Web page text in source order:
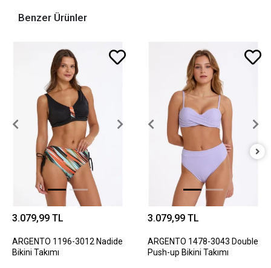
Benzer Ürünler
3.079,99 TL
ARGENTO 1196-3012 Nadide
Bikini Takımı
3.079,99 TL
ARGENTO 1478-3043 Double
Push-up Bikini Takımı